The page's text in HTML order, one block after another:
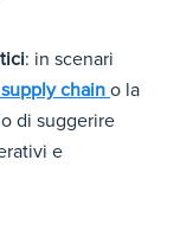
: in scenari
chain o la
di suggerire
e